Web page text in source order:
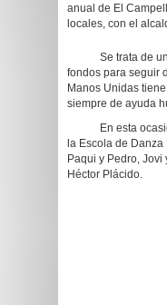
anual de El
locales, con el
Se trata de un
fondos para seguir
Manos Unidas
siempre de ayuda
En esta ocasión
la Escola de
Paqui y Pedro,
Héctor Plácido.